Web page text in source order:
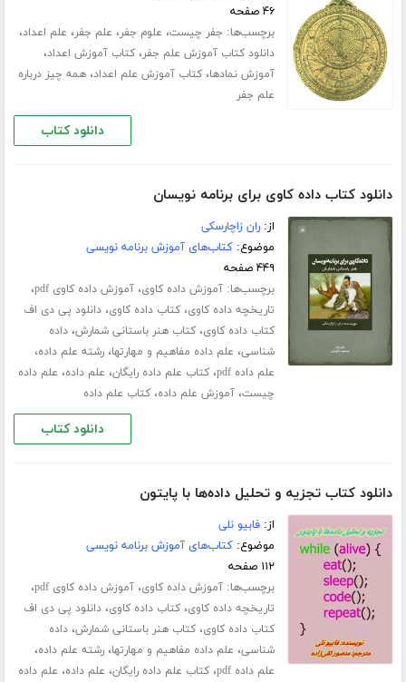
۴۶ صفحه
برچسب‌ها: جفر چیست، علوم جفر، علم جفر، علم اعداد،
دانلود کتاب آموزش علم جفر،کتاب آموزش اعداد،
آموزش نمادها،کتاب آموزش علم اعداد،همه چیز درباره
علم جفر
دانلود کتاب
دانلود کتاب داده کاوی برای برنامه نویسان
از:ران زاچارسکی
موضوع:کتاب‌های آموزش برنامه نویسی
۴۴۹ صفحه
برچسب‌ها:آموزش داده کاوی،آموزش داده کاوی pdf ،
تاریخچه داده کاوی،کتاب داده کاوی،دانلود پی دی اف
کتاب داده کاوی،کتاب هنر باستانی شمارش،داده
شناسی، علم داده مفاهیم و مهارتها،رشته علم داده،
علم داده pdf ،کتاب علم داده رایگان، علم داده، علم داده
چیست،آموزش علم داده،کتاب علم داده
دانلود کتاب
دانلود کتاب تجزیه و تحلیل داده‌ها با پایتون
از:فابیو نلی
موضوع:کتاب‌های آموزش برنامه نویسی
۱۱۲ صفحه
برچسب‌ها:آموزش داده کاوی،آموزش داده کاوی pdf ،
تاریخچه داده کاوی،کتاب داده کاوی،دانلود پی دی اف
کتاب داده کاوی،کتاب هنر باستانی شمارش،داده
شناسی، علم داده مفاهیم و مهارتها،رشته علم داده،
علم داده pdf ،کتاب علم داده رایگان، علم داده، علم داده